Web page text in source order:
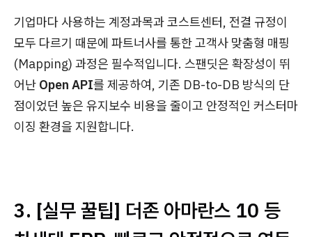
기업마다 사용하는 계정과목과 코스트센터, 전결 규정이
모두 다르기 때문에 파트너사를 통한 고객사 맞춤형 매핑
(Mapping) 과정은 필수적입니다. 스팬딧은 확장성이 뛰
어난 Open API를 제공하여, 기존 DB-to-DB 방식의 단
점이었던 높은 유지보수 비용을 줄이고 안정적인 커스터마
이징 환경을 지원합니다.
3. [실무 꿀팁] 더존 아마란스 10 등